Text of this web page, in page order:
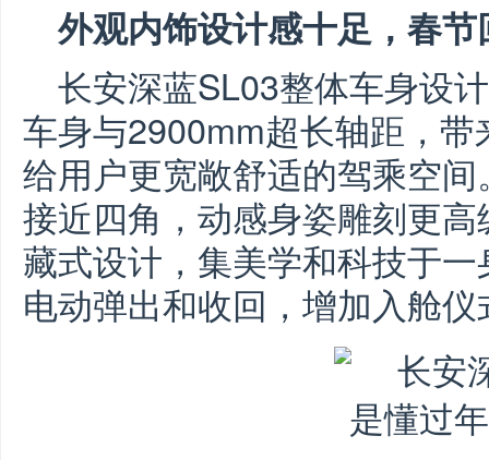
外观内饰设计感十足，春
长安深蓝SL03整体车身设
车身与2900mm超长轴距，
给用户更宽敞舒适的驾乘空
接近四角，动感身姿雕刻更
藏式设计，集美学和科技于
电动弹出和收回，增加入舱仪